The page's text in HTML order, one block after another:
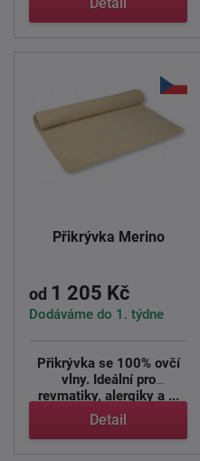
Přikrývka Merino
od 1 205 Kč
Dodáváme do 1. týdne
Přikrývka se 100% ovčí
vlny. Ideální pro
revmatiky, alergiky a ...
Detail